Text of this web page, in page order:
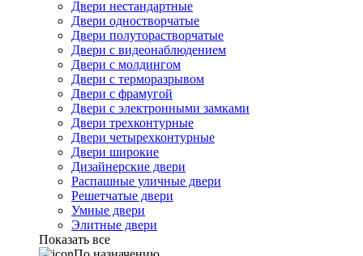
Двери нестандартные
Двери одностворчатые
Двери полуторастворчатые
Двери с видеонаблюдением
Двери с молдингом
Двери с терморазрывом
Двери с фрамугой
Двери с электронными замками
Двери трехконтурные
Двери четырехконтурные
Двери широкие
Дизайнерские двери
Распашные уличные двери
Решетчатые двери
Умные двери
Элитные двери
Показать все